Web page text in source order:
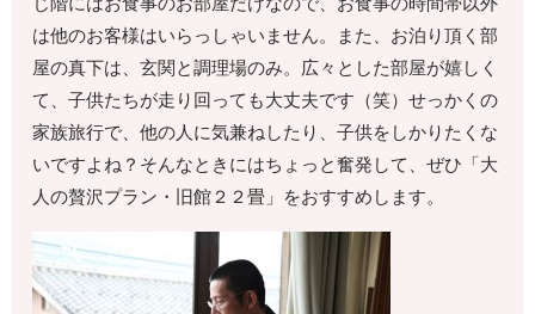
じ階にはお食事のお部屋だけなので、お食事の時間帯以外
は他のお客様はいらっしゃいません。また、お泊り頂く部
屋の真下は、玄関と調理場のみ。広々とした部屋が嬉しく
て、子供たちが走り回っても大丈夫です（笑）せっかくの
家族旅行で、他の人に気兼ねしたり、子供をしかりたくな
いですよね？そんなときにはちょっと奮発して、ぜひ「大
人の贅沢プラン・旧館２２畳」をおすすめします。